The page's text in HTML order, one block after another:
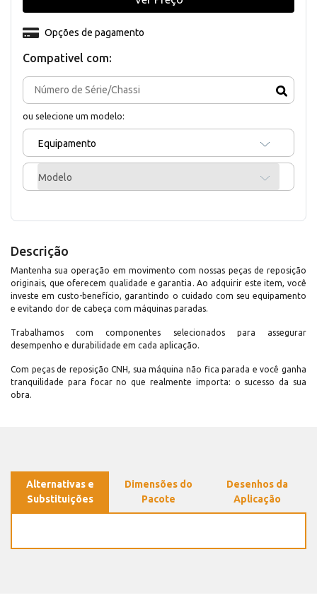
Compativel com:
ou selecione um modelo:
Equipamento
Modelo
Opções de pagamento
Descrição
Mantenha sua operação em movimento com nossas peças de reposição
originais, que oferecem qualidade e garantia. Ao adquirir este item, você
investe em custo-benefício, garantindo o cuidado com seu equipamento
e evitando dor de cabeça com máquinas paradas.
Trabalhamos com componentes selecionados para assegurar
desempenho e durabilidade em cada aplicação.
Com peças de reposição CNH, sua máquina não fica parada e você ganha
tranquilidade para focar no que realmente importa: o sucesso da sua
obra.
Alternativas e
Substituições
Dimensões do
Pacote
Desenhos da
Aplicação